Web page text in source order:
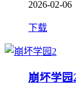
2026-02-06
下载
崩坏学园